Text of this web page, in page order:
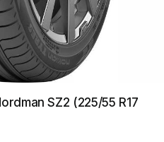
SZ2 (225/55 R17